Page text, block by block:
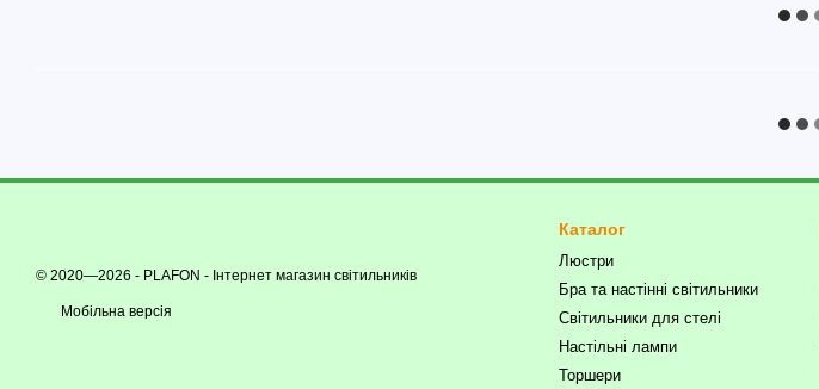
© 2020—2026 - PLAFON - Інтернет магазин світильників
Мобільна версія
Каталог
Люстри
Бра та настінні світильники
Світильники для стелі
Настільні лампи
Торшери